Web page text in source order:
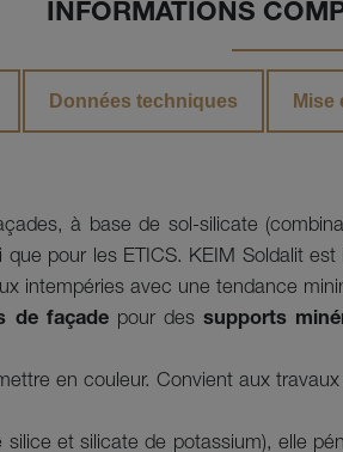
INFORMATIONS
Données techniques
à base de sol-silicate
pour les ETICS. KEIM Soldalit
intempéries avec une tendance
de façadepour dessupports
en couleur. Convient aux
et silicate de potassium), elle